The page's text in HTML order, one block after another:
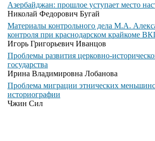
Азербайджан: прошлое уступает место
Николай Федорович Бугай
Материалы контрольного дела М.А.
контроля при краснодарском крайкоме
Игорь Григорьевич Иванцов
Проблемы развития церковно-
государства
Ирина Владимировна Лобанова
Проблема миграции этнических
историографии
Чжин Сил